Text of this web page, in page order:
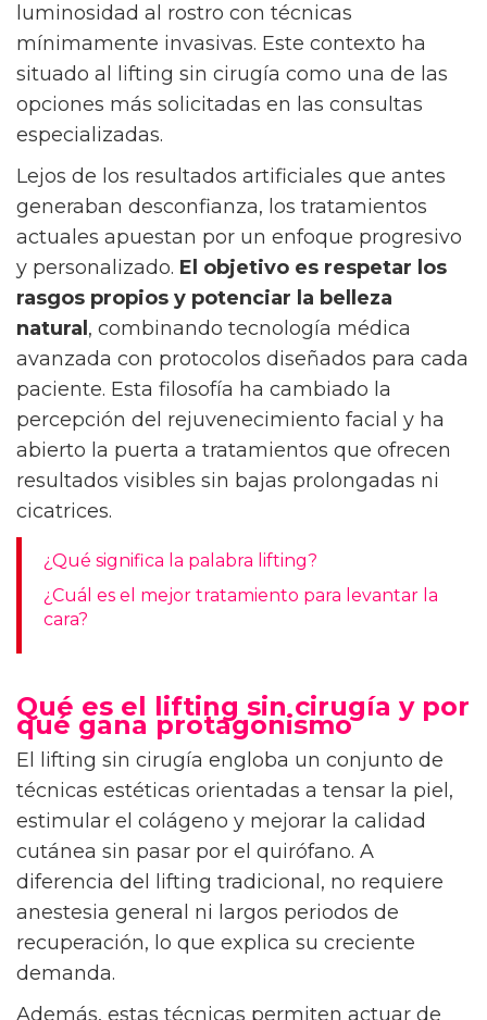
luminosidad al rostro con técnicas
mínimamente invasivas. Este contexto ha
situado al lifting sin cirugía como una de las
opciones más solicitadas en las consultas
especializadas.
Lejos de los resultados artificiales que antes
generaban desconfianza, los tratamientos
actuales apuestan por un enfoque progresivo
y personalizado. El objetivo es respetar los
rasgos propios y potenciar la belleza
natural , combinando tecnología médica
avanzada con protocolos diseñados para cada
paciente. Esta filosofía ha cambiado la
percepción del rejuvenecimiento facial y ha
abierto la puerta a tratamientos que ofrecen
resultados visibles sin bajas prolongadas ni
cicatrices.
¿Qué significa la palabra lifting?
¿Cuál es el mejor tratamiento para levantar la
cara?
Qué es el lifting sin cirugía y por
qué gana protagonismo
El lifting sin cirugía engloba un conjunto de
técnicas estéticas orientadas a tensar la piel,
estimular el colágeno y mejorar la calidad
cutánea sin pasar por el quirófano. A
diferencia del lifting tradicional, no requiere
anestesia general ni largos periodos de
recuperación, lo que explica su creciente
demanda.
Además, estas técnicas permiten actuar de